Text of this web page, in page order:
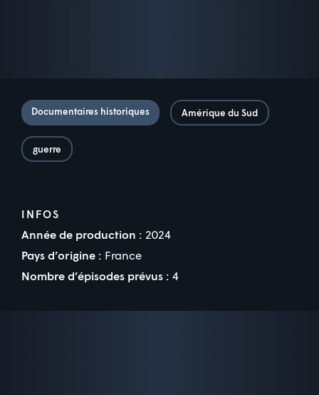
Documentaires historiques Amérique du Sud
guerre
INFOS
Année de production : 2024
Pays d’origine : France
Nombre d’épisodes prévus : 4